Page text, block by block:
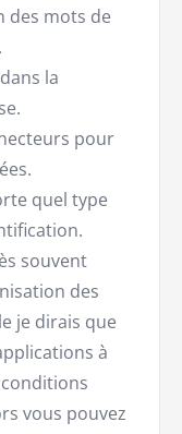
des mots de
la
pour
quel type
souvent
des
je dirais que
à
vous pouvez